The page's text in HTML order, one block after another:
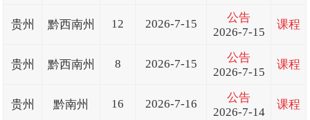
贵州 黔西南州 12 2026-7-15
公告
2026-7-15
课程
贵州 黔西南州 8 2026-7-15
公告
2026-7-15
课程
贵州 黔南州 16 2026-7-16
公告
2026-7-14
课程